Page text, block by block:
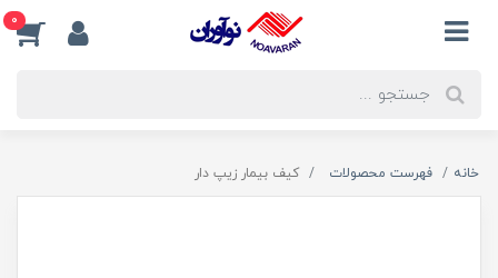
0
خانه فهرست محصولات کیف بیمار زیپ دار